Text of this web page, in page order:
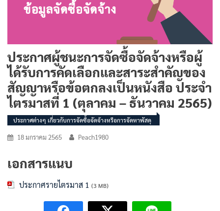
ประกาศผู้ชนะการจัดซื้อจัดจ้างหรือผู้
ได้รับการคัดเลือกและสาระสำคัญของ
สัญญาหรือข้อตกลงเป็นหนังสือ ประจำ
ไตรมาสที่ 1 (ตุลาคม – ธันวาคม 2565)
ประกาศต่างๆ เกี่ยวกับการจัดซื้อจัดจ้างหรือการจัดหาพัสดุ
18 มกราคม 2565 Peach1980
เอกสารแนบ
ประกาศรายไตรมาส 1 (3 MB)